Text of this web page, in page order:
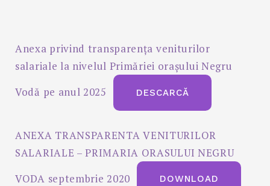
Anexa privind transparența veniturilor
salariale la nivelul Primăriei orașului Negru
Vodă pe anul 2025
DESCARCĂ
ANEXA TRANSPARENTA VENITURILOR
SALARIALE – PRIMARIA ORASULUI NEGRU
VODA septembrie 2020
DOWNLOAD